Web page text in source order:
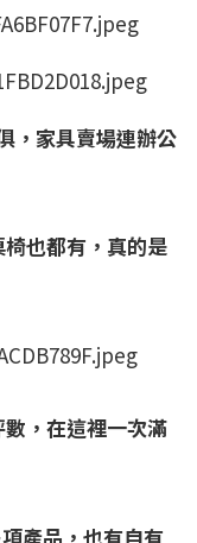
，家具賣場連辦公
也都有，真的是
，在這裡一次滿
產品，也有自有